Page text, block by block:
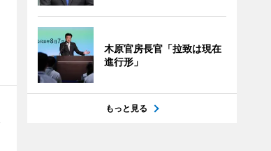
木原官房長官「拉致は現在
進行形」
もっと見る